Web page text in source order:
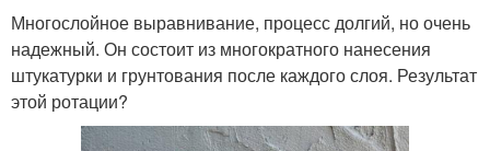
Многослойное выравнивание, процесс долгий, но очень
надежный. Он состоит из многократного нанесения
штукатурки и грунтования после каждого слоя. Результат
этой ротации?